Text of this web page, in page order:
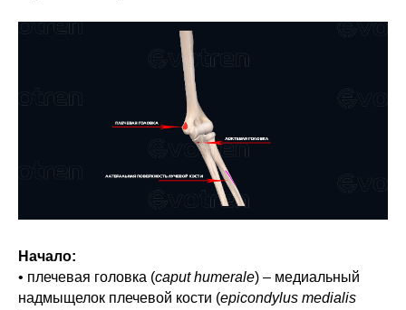
Начало:
• плечевая головка (caput humerale) – медиальный
надмыщелок плечевой кости (epicondylus medialis